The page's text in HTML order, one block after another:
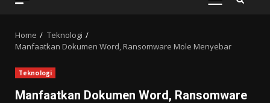
PRIMARY
Home
Teknologi
Manfaatkan Dokumen Word, Ransomware Mole Menyebar
Teknologi
Manfaatkan Dokumen Word, Ransomware